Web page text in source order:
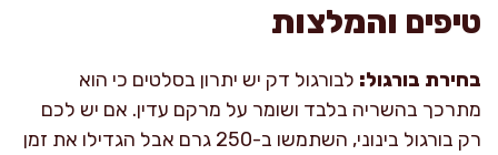
טיפים והמלצות
בחירת בורגול: לבורגול דק יש יתרון בסלטים כי הוא
מתרכך בהשריה בלבד ושומר על מרקם עדין. אם יש לכם
רק בורגול בינוני, השתמשו ב-250 גרם אבל הגדילו את זמן